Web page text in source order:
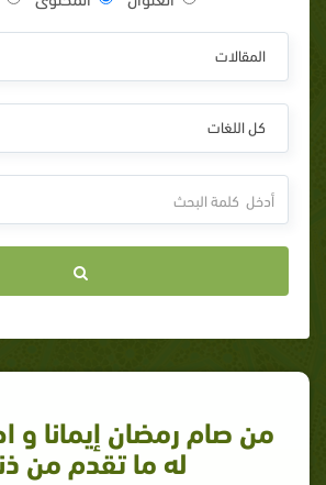
المقالات
كل اللغات
من صام رمضان إيمانا و
له ما تقدم من